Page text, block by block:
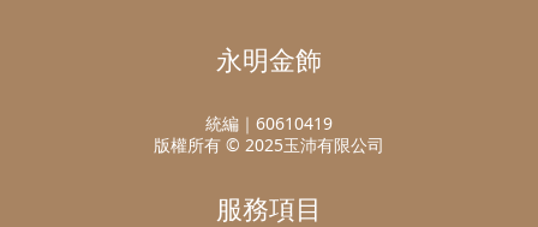
永明金飾
統編｜60610419
版權所有 © 2025玉沛有限公司
服務項目